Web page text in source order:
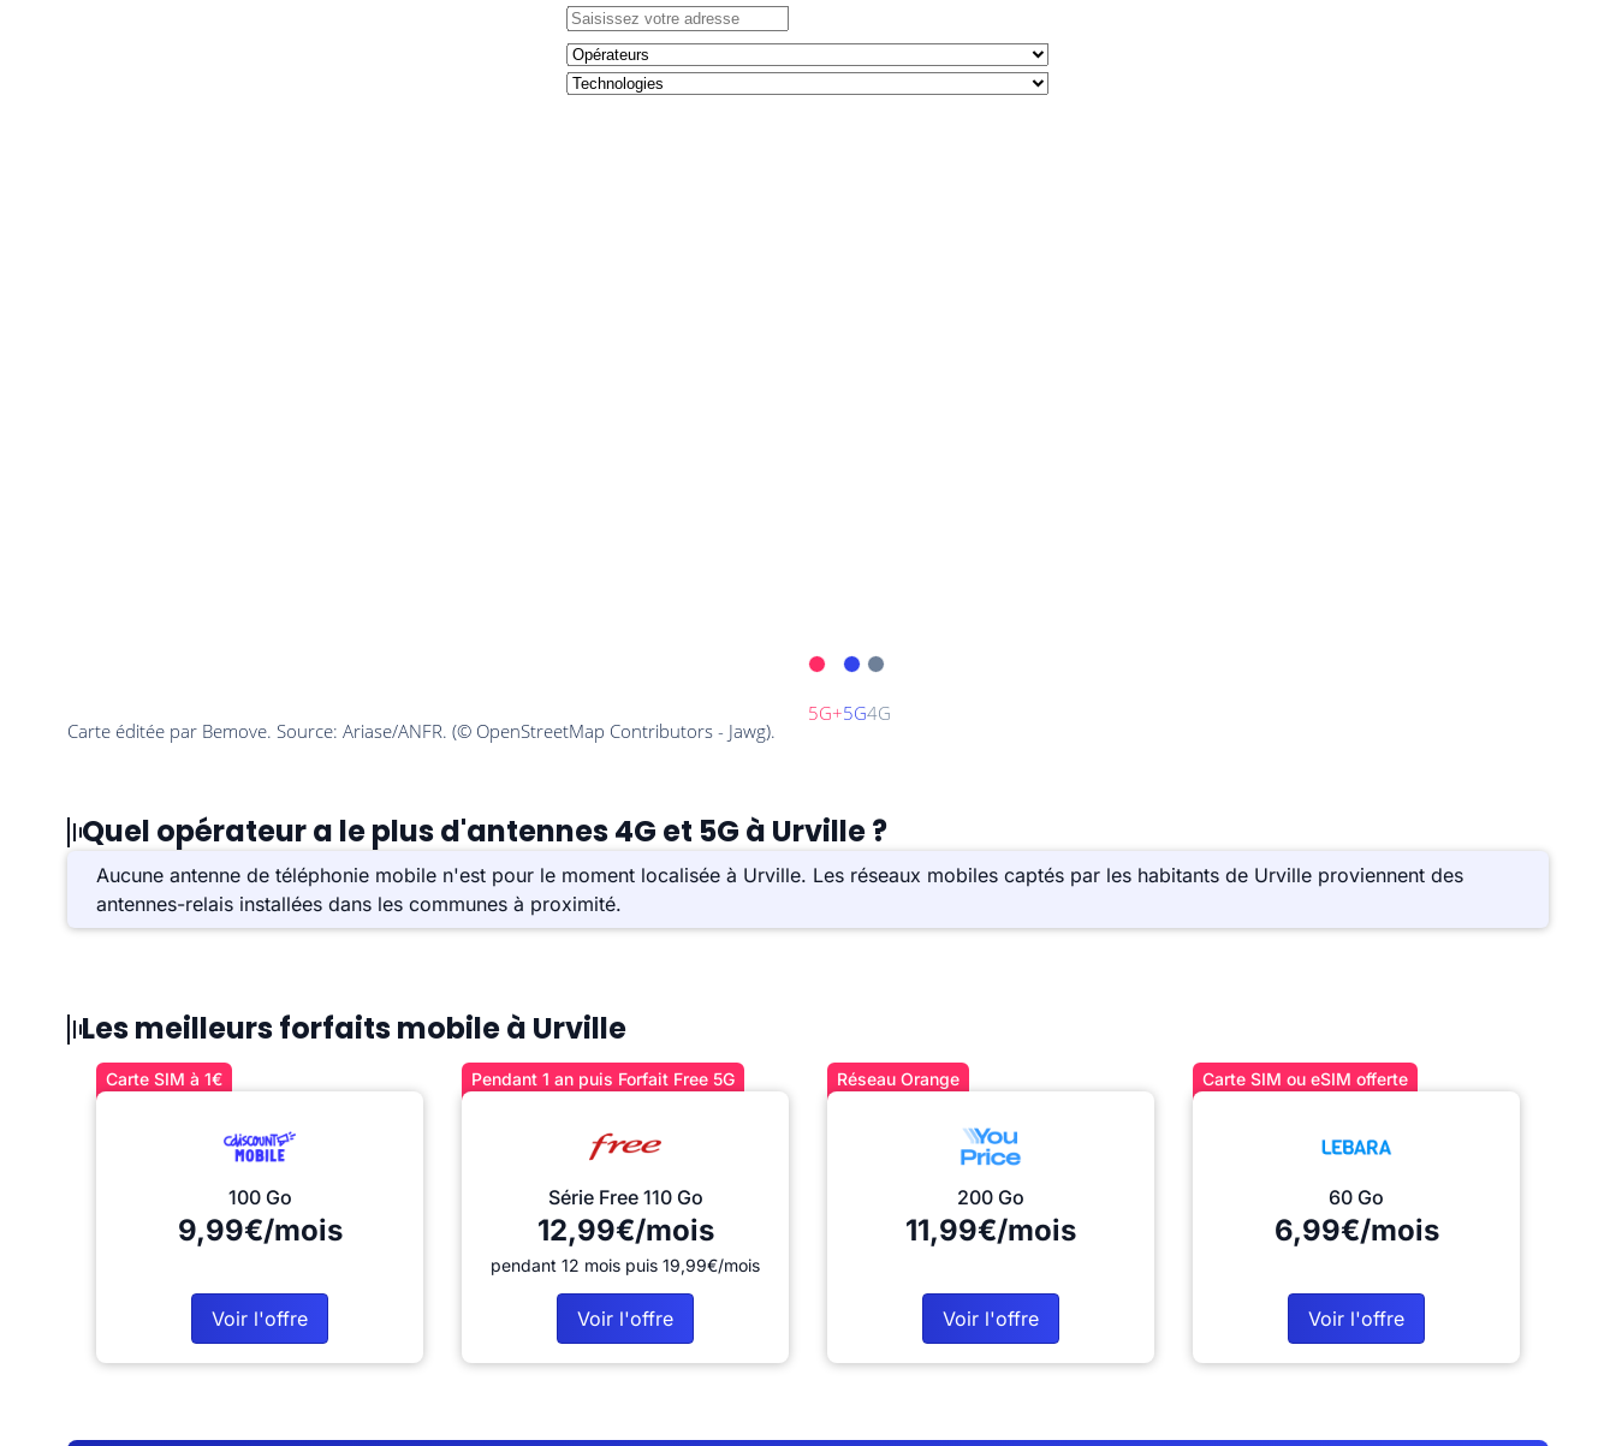
Quel opérateur a le plus d'antennes 4G et 5G à Urville ?
Aucune antenne de téléphonie mobile n'est pour le moment localisée à Urville. Les réseaux mobiles captés par les habitants de Urville proviennent des
antennes-relais installées dans les communes à proximité.
Les meilleurs forfaits mobile à Urville
Carte SIM à 1€
100 Go
9,99€/mois
Voir l'offre
Pendant 1 an puis Forfait Free 5G
Série Free 110 Go
12,99€/mois
pendant 12 mois puis 19,99€/mois
Voir l'offre
Réseau Orange
200 Go
11,99€/mois
Voir l'offre
Carte SIM ou eSIM offerte
60 Go
6,99€/mois
Voir l'offre